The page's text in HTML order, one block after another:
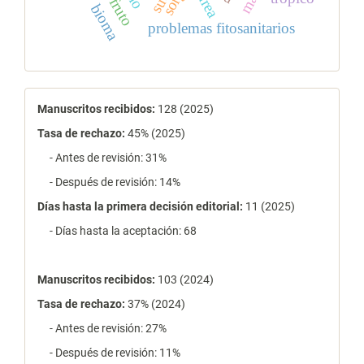
problemas fitosanitarios
bioma
estadísticas
Manuscritos recibidos: 128 (2025)
Tasa de rechazo: 45% (2025)
- Antes de revisión: 31%
- Después de revisión: 14%
Días hasta la primera decisión editorial: 11 (2025)
- Días hasta la aceptación: 68
Manuscritos recibidos: 103 (2024)
Tasa de rechazo: 37% (2024)
- Antes de revisión: 27%
- Después de revisión: 11%